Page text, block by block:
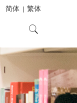
简体 繁体